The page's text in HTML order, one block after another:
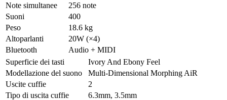
Note simultanee
256 note
Suoni
400
Peso
18.6 kg
Altoparlanti
20W (×4)
Bluetooth
Audio + MIDI
Superficie dei tasti
Ivory And Ebony Feel
Modellazione del suono
Multi-Dimensional Morphing AiR
Uscite cuffie
2
Tipo di uscita cuffie
6.3mm, 3.5mm